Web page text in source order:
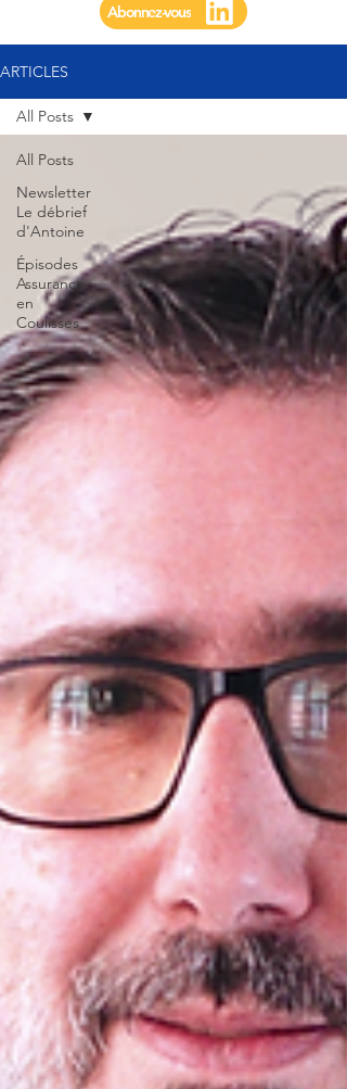
Abonnez-vous
ARTICLES
All Posts
Newsletter
Le débrief
d'Antoine
Épisodes
Assurance
en
Coulisses
All Posts